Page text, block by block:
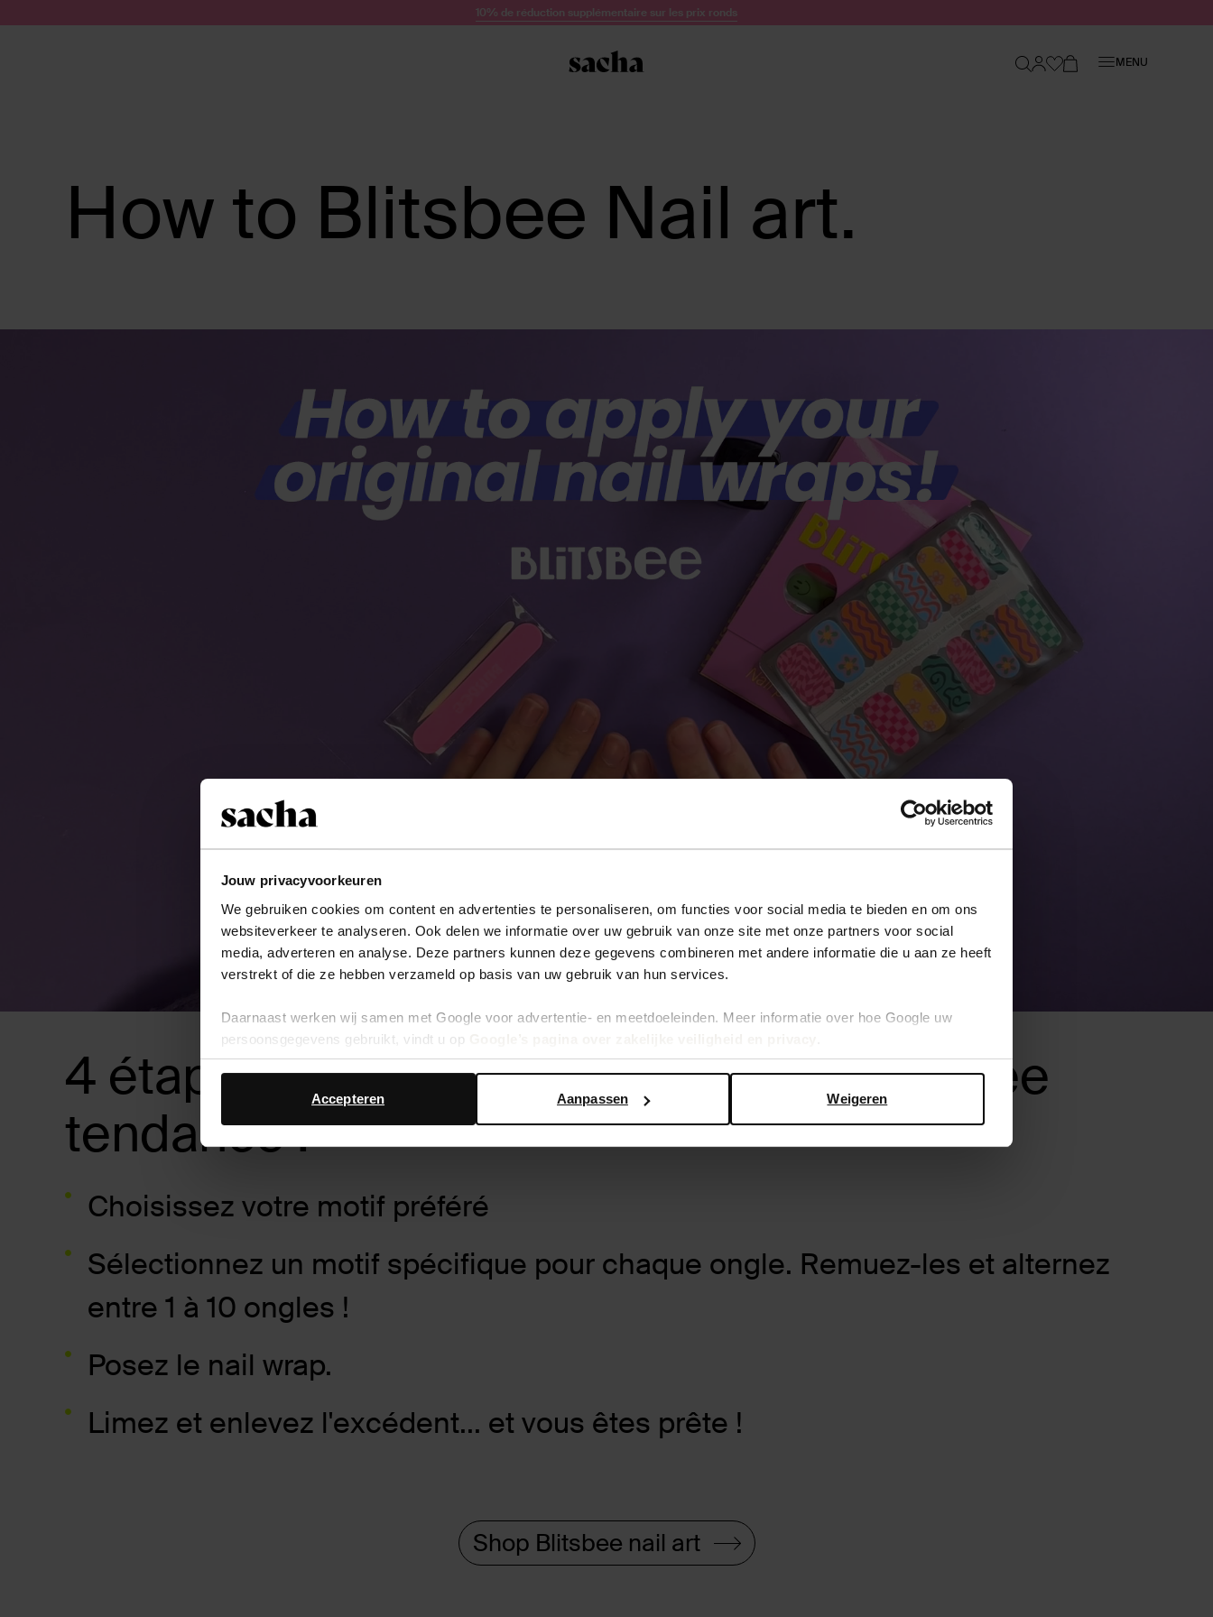
Jouw privacyvoorkeuren
We gebruiken cookies om content en advertenties te personaliseren, om functies voor social media te bieden en om ons
websiteverkeer te analyseren. Ook delen we informatie over uw gebruik van onze site met onze partners voor social
media, adverteren en analyse. Deze partners kunnen deze gegevens combineren met andere informatie die u aan ze heeft
verstrekt of die ze hebben verzameld op basis van uw gebruik van hun services.
Daarnaast werken wij samen met Google voor advertentie- en meetdoeleinden. Meer informatie over hoe Google uw
persoonsgegevens gebruikt, vindt u op
Weigeren
Aanpassen
Accepteren
10% de réduction supplémentaire sur les prix ronds
MENU
How to Blitsbee Nail art.
4 étapes simples pour des ongles Blitsbee
tendance :
Choisissez votre motif préféré
Sélectionnez un motif spécifique pour chaque ongle. Remuez-les et alternez
entre 1 à 10 ongles !
Posez le nail wrap.
Limez et enlevez l'excédent... et vous êtes prête !
Shop Blitsbee nail art